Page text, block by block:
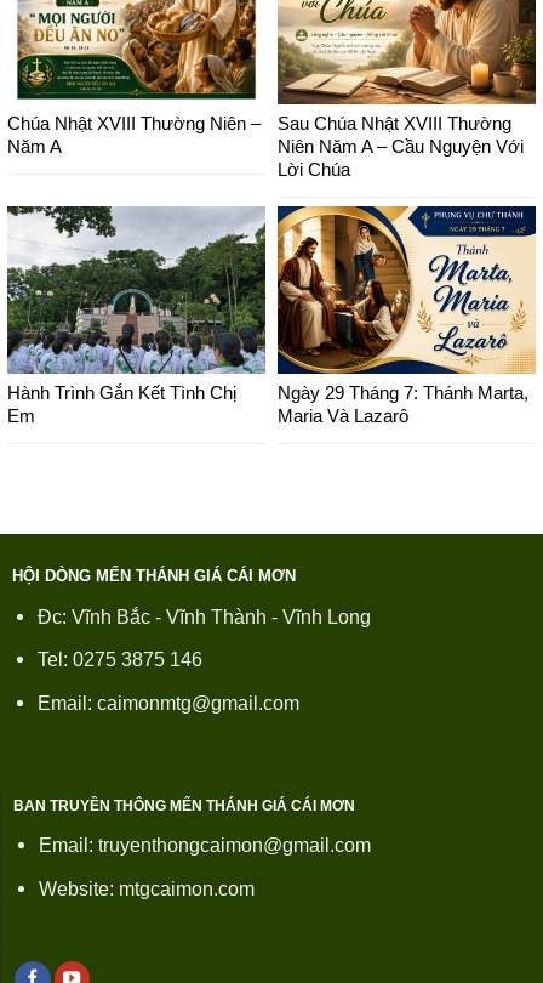
Chúa Nhật XVIII Thường Niên –
Năm A
Sau Chúa Nhật XVIII Thường
Niên Năm A – Cầu Nguyện Với
Lời Chúa
Hành Trình Gắn Kết Tình Chị
Em
Ngày 29 Tháng 7: Thánh Marta,
Maria Và Lazarô
HỘI DÒNG MẾN THÁNH GIÁ CÁI MƠN
Đc: Vĩnh Bắc - Vĩnh Thành - Vĩnh Long
Tel: 0275 3875 146
Email: caimonmtg@gmail.com
BAN TRUYỀN THÔNG MẾN THÁNH GIÁ CÁI MƠN
Email: truyenthongcaimon@gmail.com
Website: mtgcaimon.com